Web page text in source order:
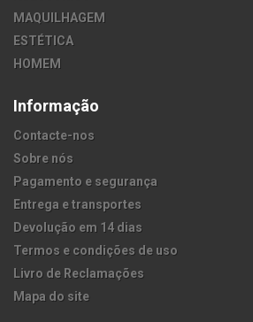
MAQUILHAGEM
ESTÉTICA
HOMEM
Informação
Contacte-nos
Sobre nós
Pagamento e segurança
Entrega e transportes
Devolução em 14 dias
Termos e condições de uso
Livro de Reclamações
Mapa do site